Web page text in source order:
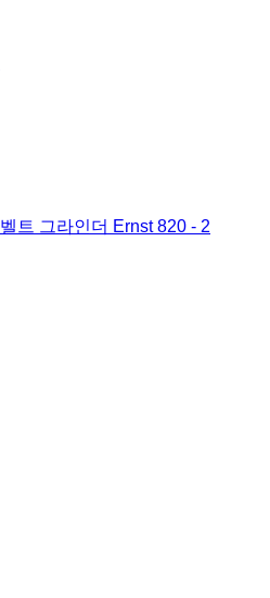
벨트 그라인더 Ernst 820 - 2